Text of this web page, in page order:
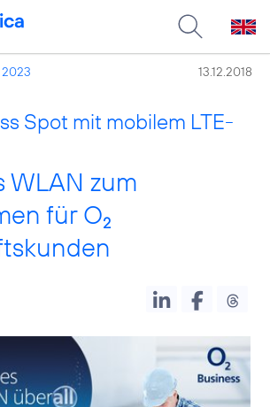
2023 13.12.2018
Spot mit mobilem LTE-
WLAN zum
für O2